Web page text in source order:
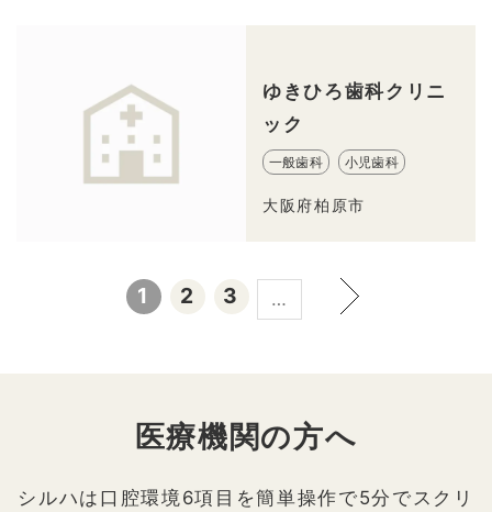
ゆきひろ歯科クリニ
ック
一般歯科 小児歯科
大阪府柏原市
1 2 3 …
医療機関の方へ
シルハは口腔環境6項目を簡単操作で5分でスクリ